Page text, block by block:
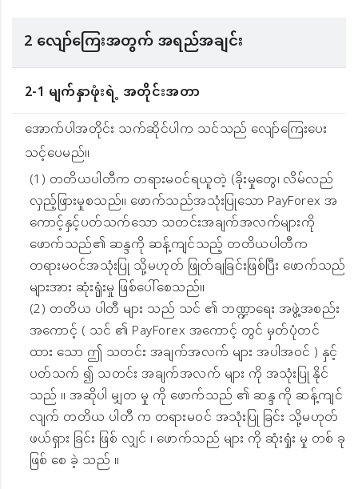
2 လျော်ကြေးအတွက် အရည်အချင်း
2-1 မျက်နှာဖုံးရဲ့ အတိုင်းအတာ
အောက်ပါအတိုင်း သက်ဆိုင်ပါက သင်သည် လျော်ကြေးပေး
သင့်ပေမည်။
(1) တတိယပါတီက တရားမဝင်ရယူတဲ့ (ခိုးမှုတွေ၊ လိမ်လည်
လှည့်ဖြားမှုစသည်။ ဖောက်သည်အသုံးပြုသော PayForex အ
ကောင့်နှင့်ပတ်သက်သော သတင်းအချက်အလက်များကို
ဖောက်သည်၏ ဆန္ဒကို ဆန့်ကျင်သည့် တတိယပါတီက
တရားမဝင်အသုံးပြု သို့မဟုတ် ဖြုတ်ချခြင်းဖြစ်ပြီး ဖောက်သည်
များအား ဆုံးၡုံးမှု ဖြစ်ပေါ်စေသည်။
(2) တတိယ ပါတီ များ သည် သင် ၏ ဘဏ္ဍာရေး အဖွဲ့အစည်း
အကောင့် ( သင် ၏ PayForex အကောင့် တွင် မှတ်ပုံတင်
ထား သော ဤ သတင်း အချက်အလက် များ အပါအဝင် ) နှင့်
ပတ်သက် ၍ သတင်း အချက်အလက် များ ကို အသုံးပြု နိုင်
သည် ။ အဆိုပါ မျှတ မှု ကို ဖောက်သည် ၏ ဆန္ဒ ကို ဆန့်ကျင်
လျက် တတိယ ပါတီ က တရားမဝင် အသုံးပြု ခြင်း သို့မဟုတ်
ဖယ်ရှား ခြင်း ဖြစ် လျှင် ၊ ဖောက်သည် များ ကို ဆုံးရှုံး မှု တစ် ခု
ဖြစ် စေ ခဲ့ သည် ။